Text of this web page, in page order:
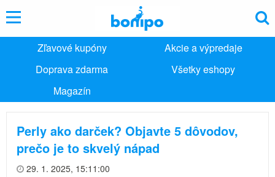
Zľavové kupóny
Akcie a výpredaje
Doprava zdarma
Všetky eshopy
Magazín
Perly ako darček? Objavte 5 dôvodov,
prečo je to skvelý nápad
29. 1. 2025, 15:11:00